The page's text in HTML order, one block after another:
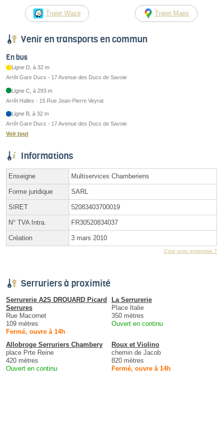
Trajet Waze Trajet Maps
Venir en transports en commun
En bus
Ligne D, à 32 m
Arrêt Gare Ducs - 17 Avenue des Ducs de Savoie
Ligne C, à 293 m
Arrêt Halles - 15 Rue Jean-Pierre Veyrat
Ligne B, à 32 m
Arrêt Gare Ducs - 17 Avenue des Ducs de Savoie
Voir tout
Informations
Enseigne Multiservices Chamberiens
Forme juridique SARL
SIRET 52083403700019
N° TVA Intra. FR30520834037
Création 3 mars 2010
C'est votre entreprise ?
Serruriers à proximité
Serrurerie A2S DROUARD Picard
Serrures
Rue Macornet
109 mètres
Fermé, ouvre à 14h
La Serrurerie
Place Italie
350 mètres
Ouvert en continu
Allobroge Serruriers Chambery
place Prte Reine
420 mètres
Ouvert en continu
Roux et Violino
chemin de Jacob
820 mètres
Fermé, ouvre à 14h